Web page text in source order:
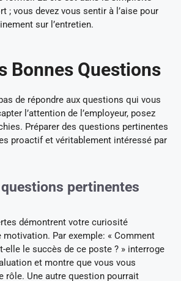
; vous devez vous sentir à l’aise pour
sur l’entretien.
Bonnes Questions
de répondre aux questions qui vous
l’attention de l’employeur, posez
Préparer des questions pertinentes
proactif et véritablement intéressé par
pertinentes
démontrent votre curiosité
Par exemple: « Comment
t-elle le succès de ce poste ? » interroge
et montre que vous vous
rôle. Une autre question pourrait